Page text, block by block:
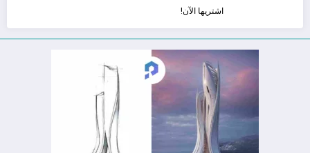
اشتريها الآن!